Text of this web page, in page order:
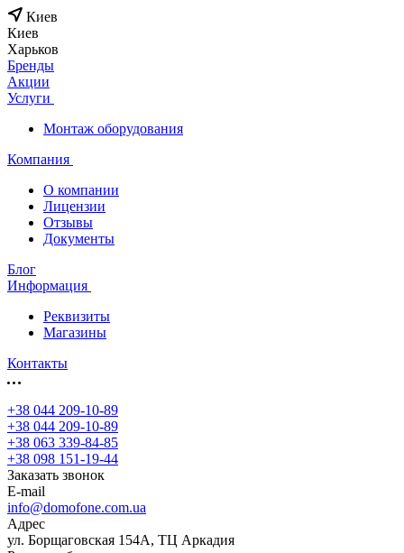
Киев
Киев
Харьков
Бренды
Акции
Услуги
Монтаж оборудования
Компания
О компании
Лицензии
Отзывы
Документы
Блог
Информация
Реквизиты
Магазины
Контакты
+38 044 209-10-89
+38 044 209-10-89
+38 063 339-84-85
+38 098 151-19-44
Заказать звонок
E-mail
info@domofone.com.ua
Адрес
ул. Борщаговская 154А, ТЦ Аркадия